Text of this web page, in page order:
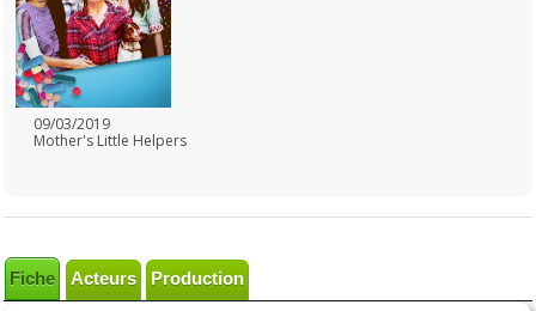
09/03/2019
Mother's Little Helpers
Fiche Acteurs Production